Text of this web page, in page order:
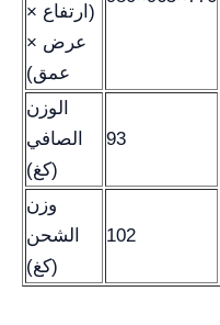
(ارتفاع ×
عرض ×
عمق)
الوزن
الصافي
(كغ)
93
وزن
الشحن
(كغ)
102